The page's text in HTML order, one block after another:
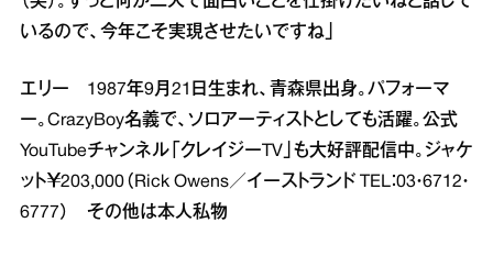
いるので、今年こそ実現させたいですね」
エリー 1987年9月21日生まれ、青森県出身。パフォーマ
ー。CrazyBoy名義で、ソロアーティストとしても活躍。公式
YouTubeチャンネル「クレイジーTV」も大好評配信中。ジャケ
ット￥203,000（Rick Owens／イーストランド TEL：03・6712・
6777） その他は本人私物